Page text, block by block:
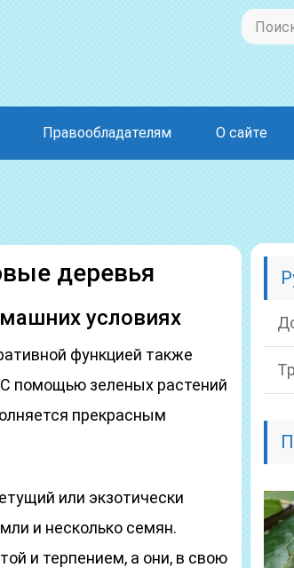
Правообладателям О сайте
деревья
условиях
функцией также
помощью зеленых растений
прекрасным
или экзотически
и несколько семян.
и терпением, а они, в свою